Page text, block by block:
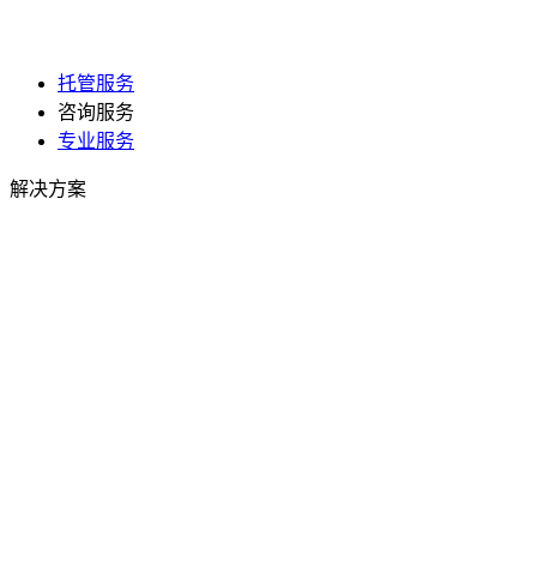
托管服务
咨询服务
专业服务
解决方案